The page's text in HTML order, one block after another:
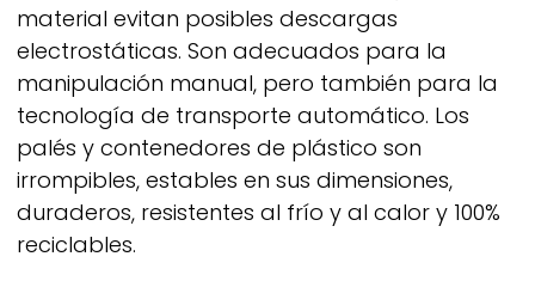
material evitan posibles descargas
electrostáticas. Son adecuados para la
manipulación manual, pero también para la
tecnología de transporte automático. Los
palés y contenedores de plástico son
irrompibles, estables en sus dimensiones,
duraderos, resistentes al frío y al calor y 100%
reciclables.